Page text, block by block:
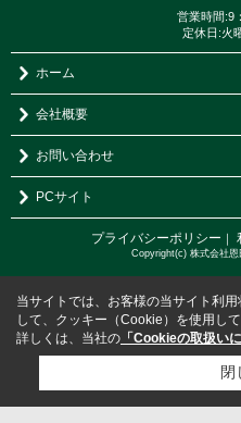
営業時間:9
定休日:火
ホーム
会社概要
お問い合わせ
PCサイト
プライバシーポリシー ｜
Copyright(c) 株式会社
当サイトでは、お客様の当サイト利
して、クッキー（Cookie）を使用して
詳しくは、当社の 「Cookieの取扱い
閉